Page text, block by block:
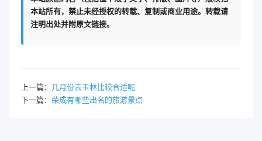
本站所有，禁止未经授权的转载、复制或商业用途。转载请
注明出处并附原文链接。
上一篇： 几月份去玉林比较合适呢
下一篇： 荣成有哪些出名的旅游景点